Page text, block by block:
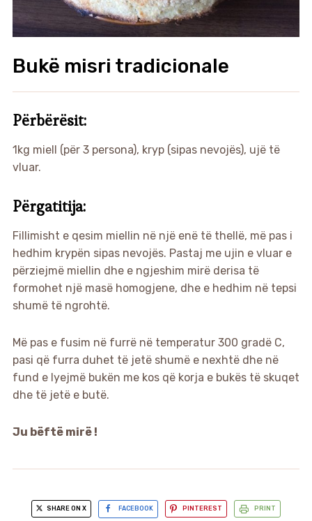
Bukë misri tradicionale
Përbërësit:
1kg miell (për 3 persona), kryp (sipas nevojës), ujë të
vluar.
Përgatitija:
Fillimisht e qesim miellin në një enë të thellë, më pas i
hedhim krypën sipas nevojës. Pastaj me ujin e vluar e
përziejmë miellin dhe e ngjeshim mirë derisa të
formohet një masë homogjene, dhe e hedhim në tepsi
shumë të ngrohtë.
Më pas e fusim në furrë në temperatur 300 gradë C,
pasi që furra duhet të jetë shumë e nexhtë dhe në
fund e lyejmë bukën me kos që korja e bukës të skuqet
dhe të jetë e butë.
Ju bëftë mirë !
SHARE ON X FACEBOOK PINTEREST PRINT